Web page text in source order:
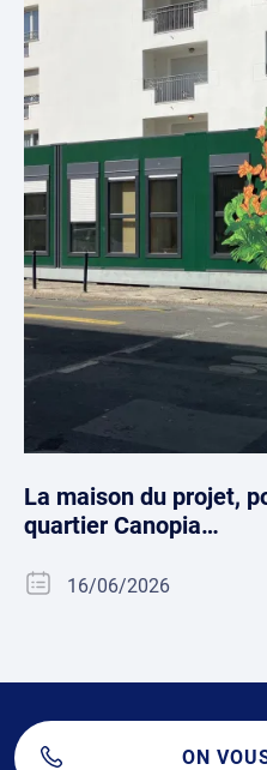
La maison du projet,
quartier Canopia…
16/06/2026
ON